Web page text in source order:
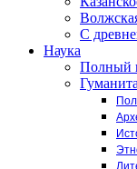
С
Наука
Полный